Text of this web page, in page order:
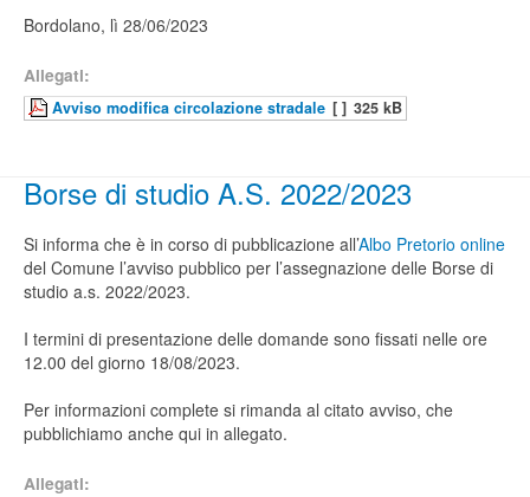
Bordolano, lì 28/06/2023
Allegati:
Avviso modifica circolazione stradale [ ] 325 kB
Borse di studio A.S. 2022/2023
Si informa che è in corso di pubblicazione all’Albo Pretorio online
del Comune l’avviso pubblico per l’assegnazione delle Borse di
studio a.s. 2022/2023.
I termini di presentazione delle domande sono fissati nelle ore
12.00 del giorno 18/08/2023.
Per informazioni complete si rimanda al citato avviso, che
pubblichiamo anche qui in allegato.
Allegati: